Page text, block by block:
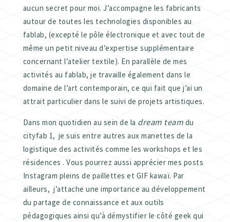
aucun secret pour moi. J’accompagne les fabricants
autour de toutes les technologies disponibles au
fablab, (excepté le pôle électronique et avec tout de
même un petit niveau d’expertise supplémentaire
concernant l’atelier textile). En parallèle de mes
activités au fablab, je travaille également dans le
domaine de l’art contemporain, ce qui fait que j’ai un
attrait particulier dans le suivi de projets artistiques.
Dans mon quotidien au sein de la dream team du
cityfab 1, je suis entre autres aux manettes de la
logistique des activités comme les workshops et les
résidences . Vous pourrez aussi apprécier mes posts
Instagram pleins de paillettes et GIF kawaï. Par
ailleurs, j’attache une importance au développement
du partage de connaissance et aux outils
pédagogiques ainsi qu’à démystifier le côté geek qui